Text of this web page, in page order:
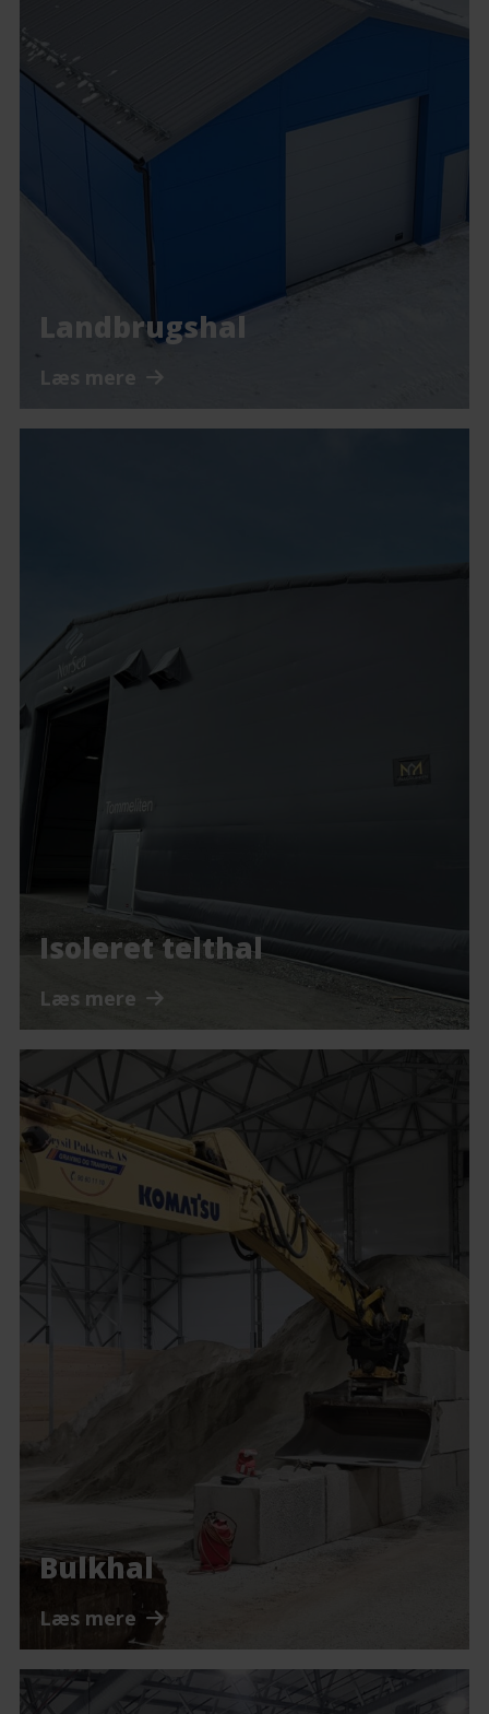
Landbrugshal
Læs mere
Isoleret telthal
Læs mere
Bulkhal
Læs mere